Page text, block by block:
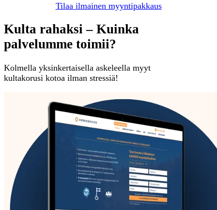
Tilaa ilmainen myyntipakkaus
Kulta rahaksi – Kuinka
palvelumme toimii?
Kolmella yksinkertaisella askeleella myyt
kultakorusi kotoa ilman stressiä!